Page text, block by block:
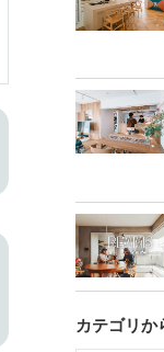
カテゴリか